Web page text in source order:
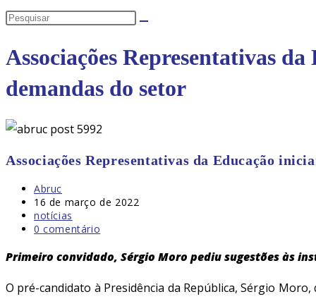
do
Pesquisar
site
Associações Representativas
demandas do setor
Associações Representativas da Educação
Autor
do
post:
Abruc
Post
publicado:
16 de março de 2022
Categoria
do
notícias
Comentários
post:
0 comentário
Primeiro convidado, Sérgio Moro pediu sugestões às
O pré-candidato à Presidência da República, Sérgio